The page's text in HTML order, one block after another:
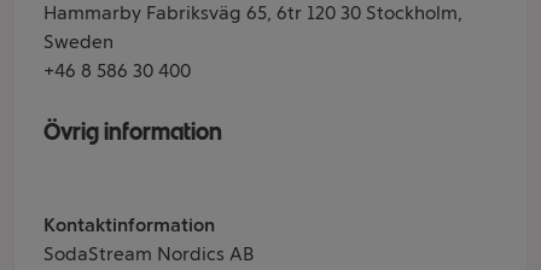
Hammarby Fabriksväg 65, 6tr 120 30 Stockholm,
Sweden
+46 8 586 30 400
Övrig information
Kontaktinformation
SodaStream Nordics AB